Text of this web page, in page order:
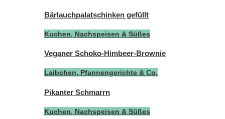
Bärlauchpalatschinken gefüllt
Kuchen, Nachspeisen & Süßes
Veganer Schoko-Himbeer-Brownie
Laibchen, Pfannengerichte & Co.
Pikanter Schmarrn
Kuchen, Nachspeisen & Süßes